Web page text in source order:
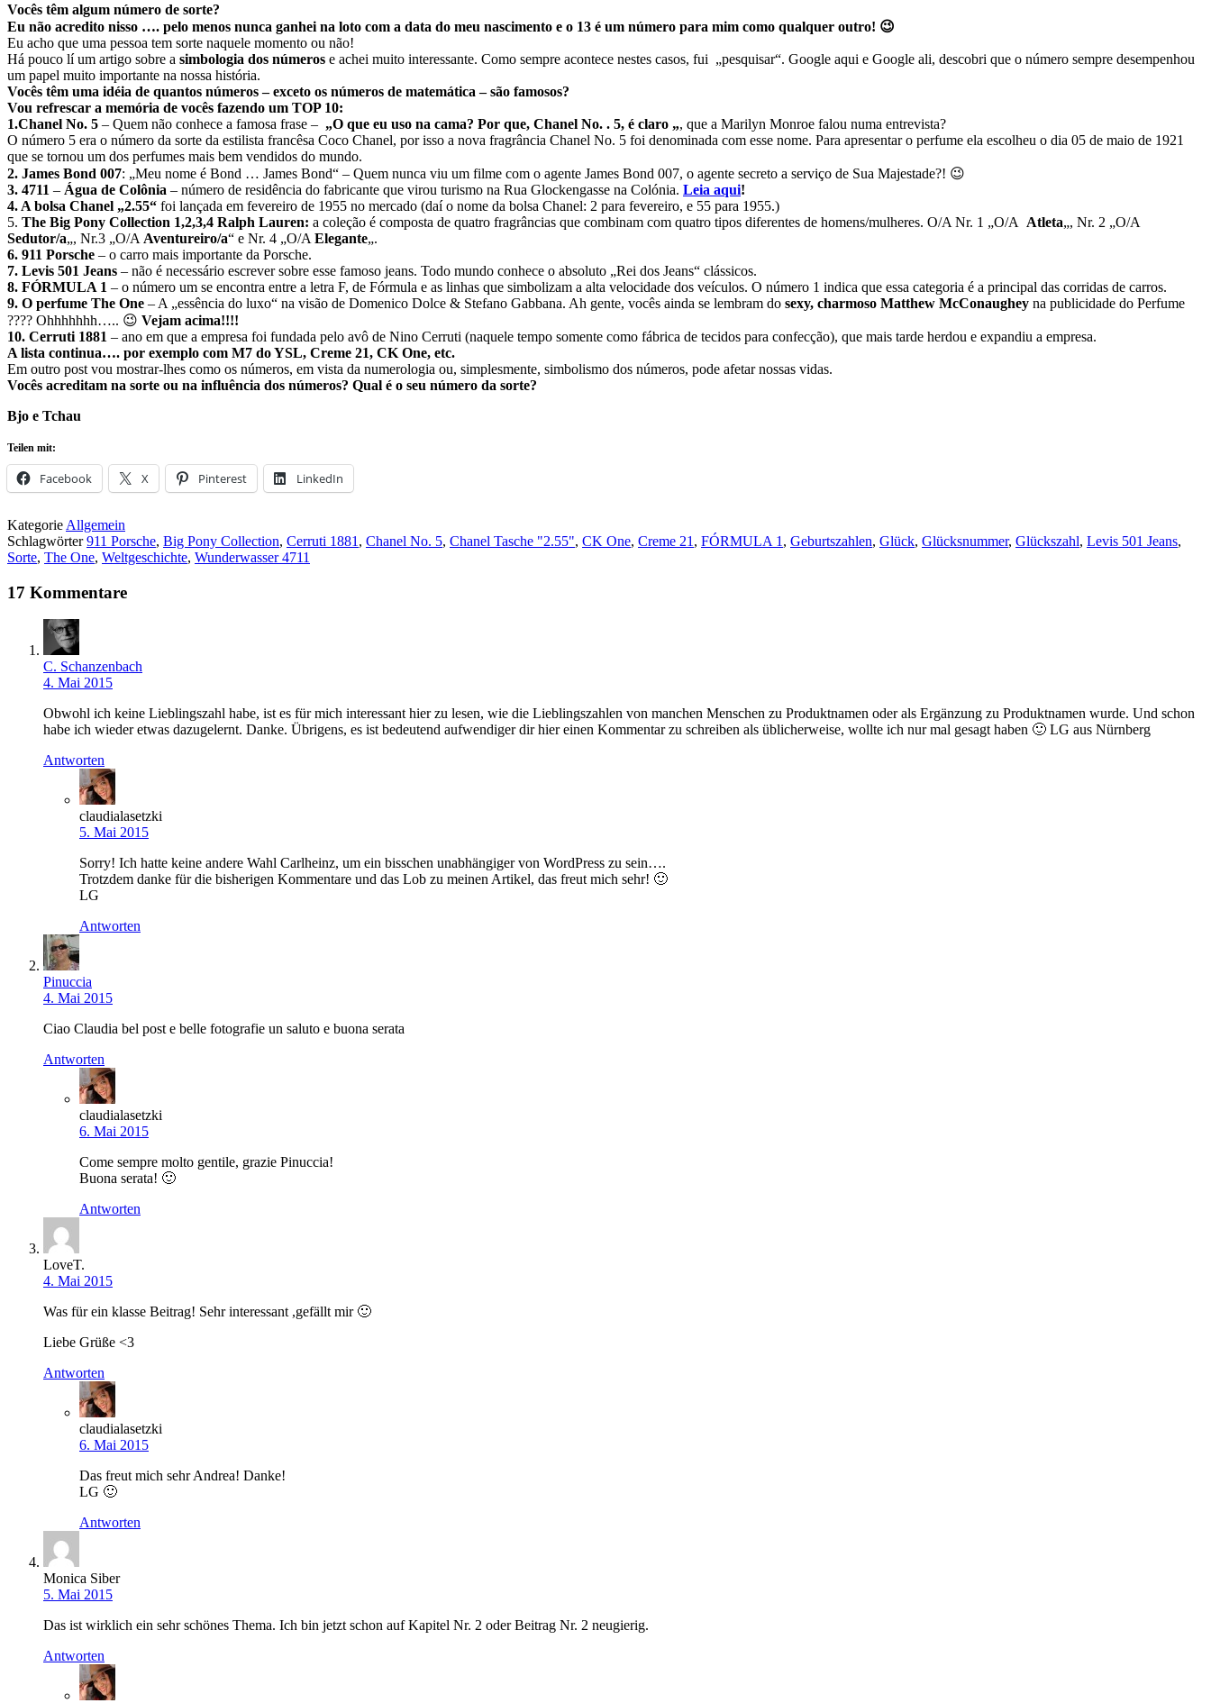
Vocês têm algum número de sorte?
Eu não acredito nisso …. pelo menos nunca ganhei na loto com a data do meu nascimento e o 13 é um número para mim como qualquer outro! 😉
Eu acho que uma pessoa tem sorte naquele momento ou não!
Há pouco lí um artigo sobre a simbologia dos números e achei muito interessante. Como sempre acontece nestes casos, fui „pesquisar“. Google aqui e Google ali, descobri que o número sempre desempenhou
um papel muito importante na nossa história.
Vocês têm uma idéia de quantos números – exceto os números de matemática – são famosos?
Vou refrescar a memória de vocês fazendo um TOP 10:
1.Chanel No. 5 – Quem não conhece a famosa frase – „O que eu uso na cama? Por que, Chanel No. . 5, é claro „, que a Marilyn Monroe falou numa entrevista?
O número 5 era o número da sorte da estilista francêsa Coco Chanel, por isso a nova fragrância Chanel No. 5 foi denominada com esse nome. Para apresentar o perfume ela escolheu o dia 05 de maio de 1921
que se tornou um dos perfumes mais bem vendidos do mundo.
2. James Bond 007: „Meu nome é Bond … James Bond“ – Quem nunca viu um filme com o agente James Bond 007, o agente secreto a serviço de Sua Majestade?! 😉
3. 4711 – Água de Colônia – número de residência do fabricante que virou turismo na Rua Glockengasse na Colónia. Leia aqui!
4. A bolsa Chanel „2.55“ foi lançada em fevereiro de 1955 no mercado (daí o nome da bolsa Chanel: 2 para fevereiro, e 55 para 1955.)
5. The Big Pony Collection 1,2,3,4 Ralph Lauren: a coleção é composta de quatro fragrâncias que combinam com quatro tipos diferentes de homens/mulheres. O/A Nr. 1 „O/A Atleta„, Nr. 2 „O/A
Sedutor/a„, Nr.3 „O/A Aventureiro/a“ e Nr. 4 „O/A Elegante„.
6. 911 Porsche – o carro mais importante da Porsche.
7. Levis 501 Jeans – não é necessário escrever sobre esse famoso jeans. Todo mundo conhece o absoluto „Rei dos Jeans“ clássicos.
8. FÓRMULA 1 – o número um se encontra entre a letra F, de Fórmula e as linhas que simbolizam a alta velocidade dos veículos. O número 1 indica que essa categoria é a principal das corridas de carros.
9. O perfume The One – A „essência do luxo“ na visão de Domenico Dolce & Stefano Gabbana. Ah gente, vocês ainda se lembram do sexy, charmoso Matthew McConaughey na publicidade do Perfume
???? Ohhhhhhh….. 😉 Vejam acima!!!!
10. Cerruti 1881 – ano em que a empresa foi fundada pelo avô de Nino Cerruti (naquele tempo somente como fábrica de tecidos para confecção), que mais tarde herdou e expandiu a empresa.
A lista continua…. por exemplo com M7 do YSL, Creme 21, CK One, etc.
Em outro post vou mostrar-lhes como os números, em vista da numerologia ou, simplesmente, simbolismo dos números, pode afetar nossas vidas.
Vocês acreditam na sorte ou na influência dos números? Qual é o seu número da sorte?
Bjo e Tchau
Teilen mit:
Facebook X Pinterest LinkedIn
Kategorie Allgemein
Schlagwörter911 Porsche, Big Pony Collection, Cerruti 1881 , Chanel No. 5, Chanel Tasche "2.55", CK One, Creme 21 , FÓRMULA 1 , Geburtszahlen, Glück, Glücksnummer, Glückszahl, Levis 501 Jeans,
Sorte, The One, Weltgeschichte, Wunderwasser 4711
17 Kommentare
C. Schanzenbach
4. Mai 2015
Obwohl ich keine Lieblingszahl habe, ist es für mich interessant hier zu lesen, wie die Lieblingszahlen von manchen Menschen zu Produktnamen oder als Ergänzung zu Produktnamen wurde. Und schon
habe ich wieder etwas dazugelernt. Danke. Übrigens, es ist bedeutend aufwendiger dir hier einen Kommentar zu schreiben als üblicherweise, wollte ich nur mal gesagt haben 🙂 LG aus Nürnberg
Antworten
claudialasetzki
5. Mai 2015
Sorry! Ich hatte keine andere Wahl Carlheinz, um ein bisschen unabhängiger von WordPress zu sein….
Trotzdem danke für die bisherigen Kommentare und das Lob zu meinen Artikel, das freut mich sehr! 🙂
LG
Antworten
Pinuccia
4. Mai 2015
Ciao Claudia bel post e belle fotografie un saluto e buona serata
Antworten
claudialasetzki
6. Mai 2015
Come sempre molto gentile, grazie Pinuccia!
Buona serata! 🙂
Antworten
LoveT.
4. Mai 2015
Was für ein klasse Beitrag! Sehr interessant ,gefällt mir 🙂
Liebe Grüße <3
Antworten
claudialasetzki
6. Mai 2015
Das freut mich sehr Andrea! Danke!
LG 🙂
Antworten
Monica Siber
5. Mai 2015
Das ist wirklich ein sehr schönes Thema. Ich bin jetzt schon auf Kapitel Nr. 2 oder Beitrag Nr. 2 neugierig.
Antworten